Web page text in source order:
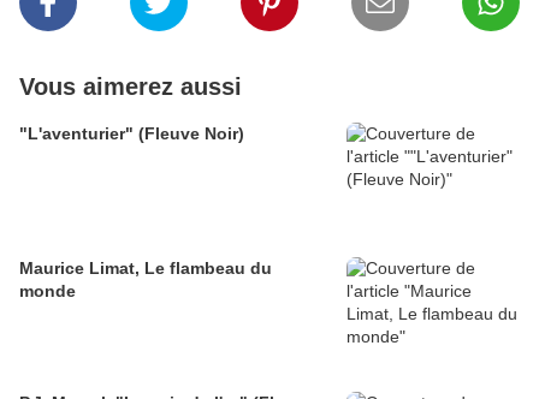
Vous aimerez aussi
"L'aventurier" (Fleuve Noir)
Maurice Limat, Le flambeau du
monde